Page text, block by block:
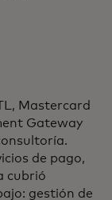
Mastercard
Gateway
de pago,
cubrió
gestión de